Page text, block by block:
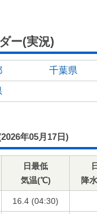
ー(実況)
千葉県
年05月17日)
日最低
気温(℃)
降
16.4 (04:30)